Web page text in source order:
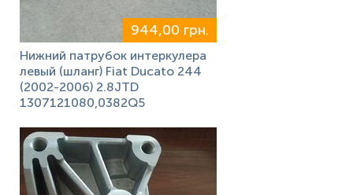
944,00 грн.
Нижний патрубок интеркулера
левый (шланг) Fiat Ducato 244
(2002-2006) 2.8JTD
1307121080,0382Q5